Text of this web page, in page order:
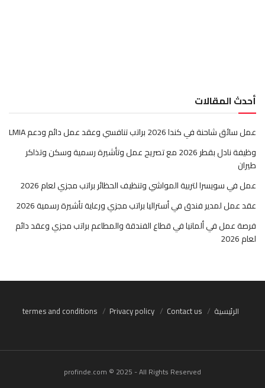
أحدث المقالات
عمل سائق شاحنة في كندا 2026 براتب تنافسي وعقد عمل دائم ودعم LMIA
وظيفة نادل بقطر 2026 مع تصريح عمل وتأشيرة رسمية وسكن وتذاكر
طيران
عمل في سويسرا لتربية المواشي وتنظيف الحظائر براتب مجزي لعام 2026
عقد عمل لمدير فندق في أستراليا براتب مجزي ورعاية تأشيرة رسمية 2026
فرصة عمل في ألمانيا في قطاع الفندقة والمطاعم براتب مجزي وعقد دائم
لعام 2026
الرئيسية Contact us
Privacy policy
termes and conditions
profinde.com © 2025 - All Rights Reserved